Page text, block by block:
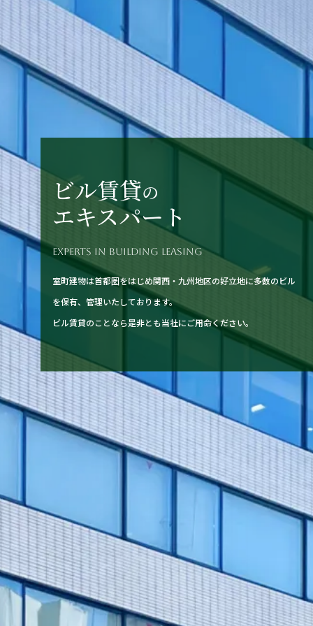
ビル賃貸の
エキスパート
EXPERTS IN BUILDING LEASING
室町建物は首都圏をはじめ関西・九州地区の好立地に多数のビル
を保有、管理いたしております。
ビル賃貸のことなら是非とも当社にご用命ください。